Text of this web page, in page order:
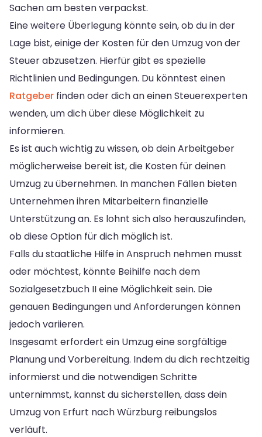
Sachen am besten verpackst.
Eine weitere Überlegung könnte sein, ob du in der
Lage bist, einige der Kosten für den Umzug von der
Steuer abzusetzen. Hierfür gibt es spezielle
Richtlinien und Bedingungen. Du könntest einen
Ratgeber finden oder dich an einen Steuerexperten
wenden, um dich über diese Möglichkeit zu
informieren.
Es ist auch wichtig zu wissen, ob dein Arbeitgeber
möglicherweise bereit ist, die Kosten für deinen
Umzug zu übernehmen. In manchen Fällen bieten
Unternehmen ihren Mitarbeitern finanzielle
Unterstützung an. Es lohnt sich also herauszufinden,
ob diese Option für dich möglich ist.
Falls du staatliche Hilfe in Anspruch nehmen musst
oder möchtest, könnte Beihilfe nach dem
Sozialgesetzbuch II eine Möglichkeit sein. Die
genauen Bedingungen und Anforderungen können
jedoch variieren.
Insgesamt erfordert ein Umzug eine sorgfältige
Planung und Vorbereitung. Indem du dich rechtzeitig
informierst und die notwendigen Schritte
unternimmst, kannst du sicherstellen, dass dein
Umzug von Erfurt nach Würzburg reibungslos
verläuft.